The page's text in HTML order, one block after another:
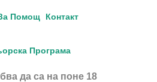
Помощ Контакт
Програма
да са на поне 18